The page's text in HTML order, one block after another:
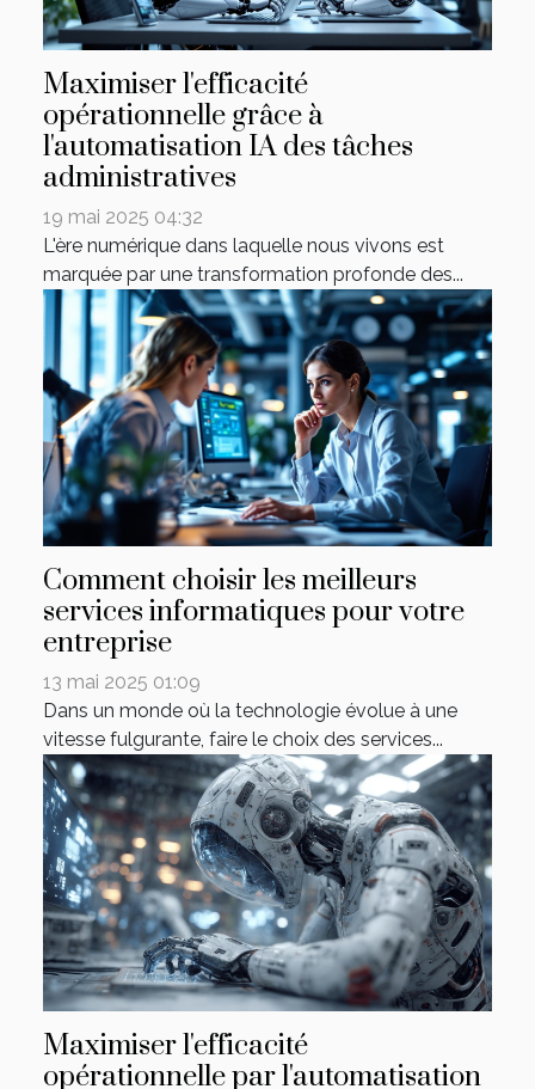
Maximiser l'efficacité
opérationnelle grâce à
l'automatisation IA des tâches
administratives
19 mai 2025 04:32
L'ère numérique dans laquelle nous vivons est
marquée par une transformation profonde des...
Comment choisir les meilleurs
services informatiques pour votre
entreprise
13 mai 2025 01:09
Dans un monde où la technologie évolue à une
vitesse fulgurante, faire le choix des services...
Maximiser l'efficacité
opérationnelle par l'automatisation